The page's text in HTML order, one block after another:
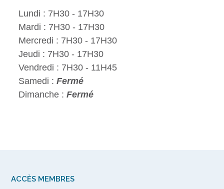
Lundi : 7H30 - 17H30
Mardi : 7H30 - 17H30
Mercredi : 7H30 - 17H30
Jeudi : 7H30 - 17H30
Vendredi : 7H30 - 11H45
Samedi : Fermé
Dimanche : Fermé
ACCÈS MEMBRES